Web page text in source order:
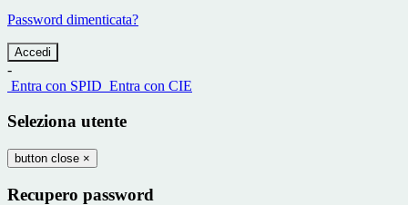
Password dimenticata?
-
Entra con SPID Entra con CIE
Seleziona utente
button close ×
Recupero password